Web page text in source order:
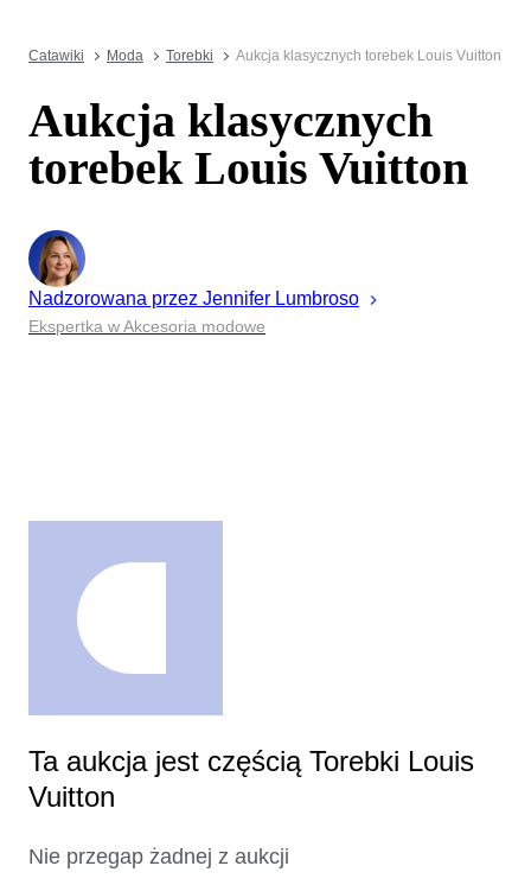
Catawiki Moda Torebki Aukcja klasycznych torebek Louis Vuitton
Aukcja klasycznych
torebek Louis Vuitton
Nadzorowana przez Jennifer Lumbroso
Ekspertka w Akcesoria modowe
Ta aukcja jest częścią Torebki Louis
Vuitton
Nie przegap żadnej z aukcji